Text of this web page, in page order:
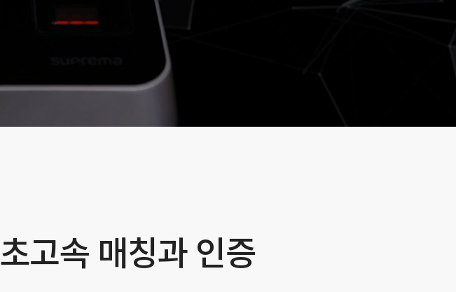
초고속 매칭과 인증